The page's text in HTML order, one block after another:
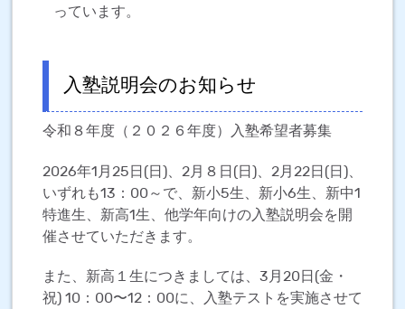
っています。
入塾説明会のお知らせ
令和８年度（２０２６年度）入塾希望者募集
2026年1月25日(日)、2月８日(日)、2月22日(日)、
いずれも13：00～で、新小5生、新小6生、新中1
特進生、新高1生、他学年向けの入塾説明会を開
催させていただきます。
また、新高１生につきましては、3月20日(金・
祝) 10：00〜12：00に、入塾テストを実施させて